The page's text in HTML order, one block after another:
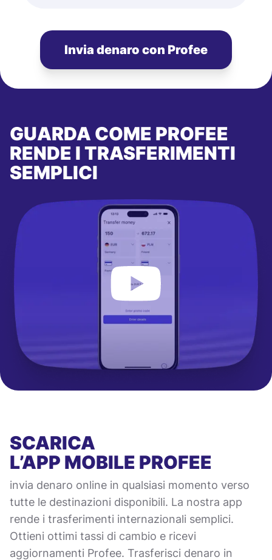
Invia denaro con Profee
GUARDA COME PROFEE
RENDE I TRASFERIMENTI
SEMPLICI
SCARICA
L’APP MOBILE PROFEE
invia denaro online in qualsiasi momento verso
tutte le destinazioni disponibili. La nostra app
rende i trasferimenti internazionali semplici.
Ottieni ottimi tassi di cambio e ricevi
aggiornamenti Profee. Trasferisci denaro in